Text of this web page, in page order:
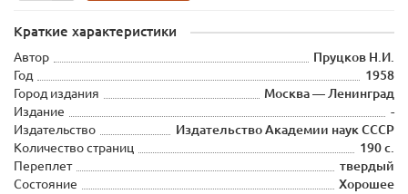
Краткие характеристики
Автор
Пруцков Н.И.
Год
1958
Город издания
Москва — Ленинград
Издание
-
Издательство
Издательство Академии наук СССР
Количество страниц
190 с.
Переплет
твердый
Состояние
Хорошее